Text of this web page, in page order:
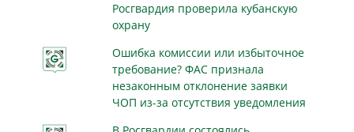
Росгвардия проверила кубанскую
охрану
Ошибка комиссии или избыточное
требование? ФАС признала
незаконным отклонение заявки
ЧОП из-за отсутствия уведомления